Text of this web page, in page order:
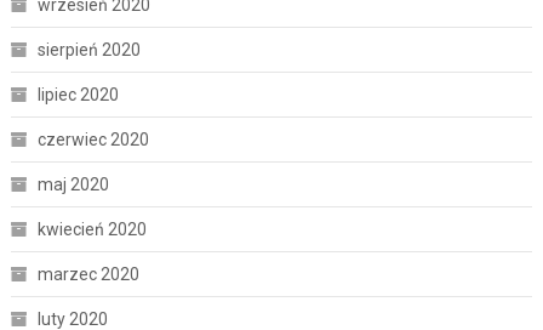
wrzesień 2020
sierpień 2020
lipiec 2020
czerwiec 2020
maj 2020
kwiecień 2020
marzec 2020
luty 2020